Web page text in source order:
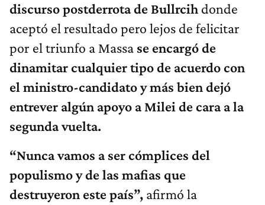
discurso postderrota de Bullrcih donde
aceptó el resultado pero lejos de felicitar
por el triunfo a Massa se encargó de
dinamitar cualquier tipo de acuerdo con
el ministro-candidato y más bien dejó
entrever algún apoyo a Milei de cara a la
segunda vuelta.
“Nunca vamos a ser cómplices del
populismo y de las mafias que
destruyeron este país”, afirmó la